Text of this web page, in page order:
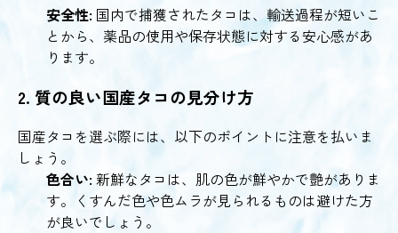
安全性: 国内で捕獲されたタコは、輸送過程が短いこ
とから、薬品の使用や保存状態に対する安心感があ
ります。
2. 質の良い国産タコの見分け方
国産タコを選ぶ際には、以下のポイントに注意を払いま
しょう。
色合い:新鮮なタコは、肌の色が鮮やかで艶がありま
す。くすんだ色や色ムラが見られるものは避けた方
が良いでしょう。